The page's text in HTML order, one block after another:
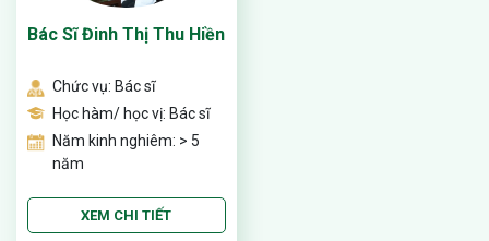
Bác Sĩ Đinh Thị Thu Hiền
Chức vụ: Bác sĩ
Học hàm/ học vị: Bác sĩ
Năm kinh nghiêm: > 5
năm
XEM CHI TIẾT